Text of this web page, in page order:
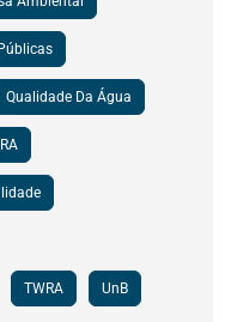
Qualidade Da Água
TWRA UnB